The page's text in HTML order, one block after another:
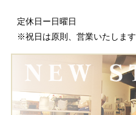
定休日ー日曜日
※祝日は原則、営業いたします